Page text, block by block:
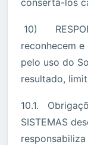
consertá-los
10)
reconhecem
pelo uso do
resultado,
10.1.
SISTEMAS